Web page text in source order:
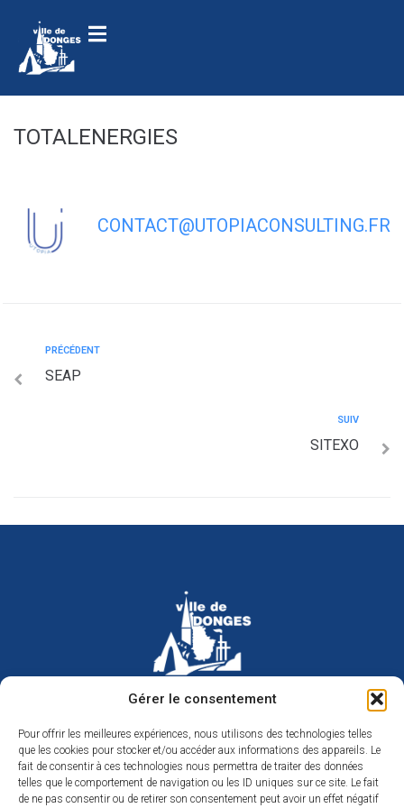
Gérer le consentement
Pour offrir les meilleures expériences, nous utilisons des technologies telles
que les cookies pour stocker et/ou accéder aux informations des appareils. Le
fait de consentir à ces technologies nous permettra de traiter des données
telles que le comportement de navigation ou les ID uniques sur ce site. Le fait
de ne pas consentir ou de retirer son consentement peut avoir un effet négatif
TOTALENERGIES
CONTACT@UTOPIACONSULTING.FR
PRÉCÉDENT
SEAP
SUIV
SITEXO
Hôtel de ville de Donges
Place Armand Morvan
44480 Donges
02 40 45 79 79
Nous contacter
Horaires d’ouverture
Du lundi au jeudi de 9h à 12h et de 14h à 17h